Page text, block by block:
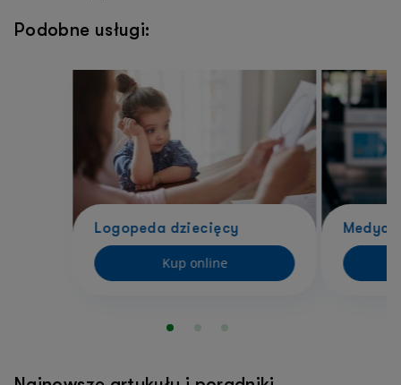
Podobne usługi:
Logopeda dziecięcy
Kup online